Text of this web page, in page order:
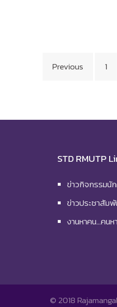
Posts
Previous 1
STD RMUTP
ข่าวกิจกรรมนั
ข่าวประชาสัม
งานหาคน…คนห
© 2018